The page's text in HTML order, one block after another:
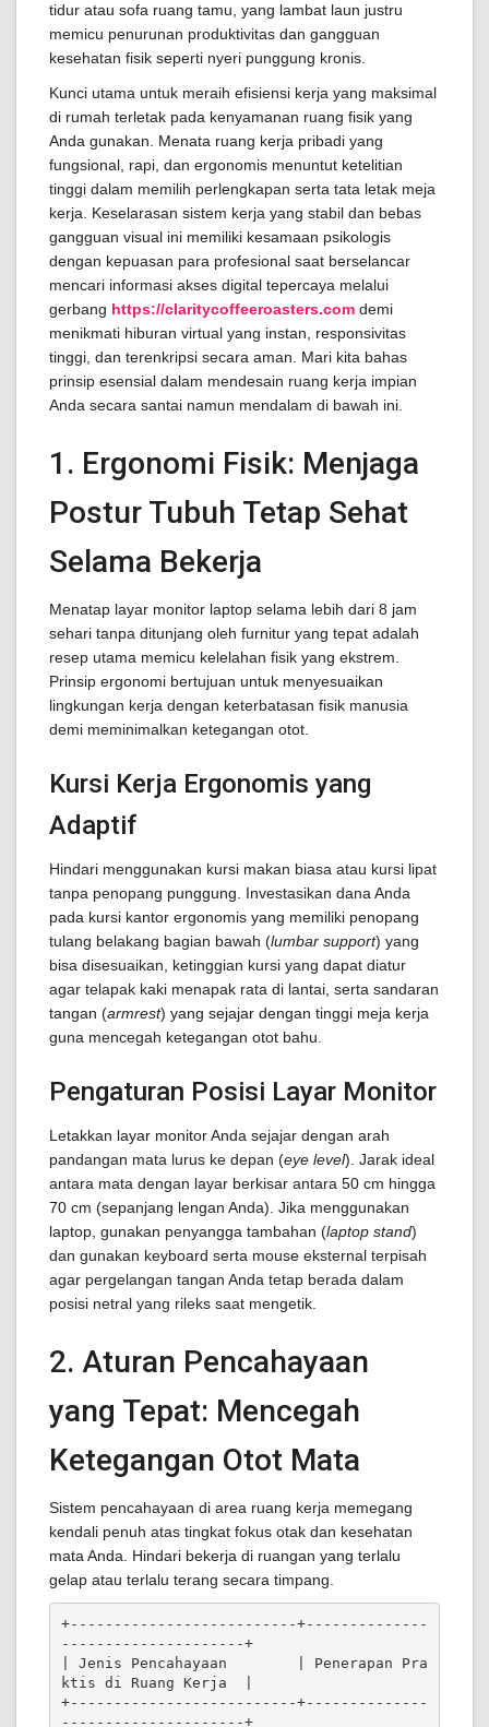
tidur atau sofa ruang tamu, yang lambat laun justru
memicu penurunan produktivitas dan gangguan
kesehatan fisik seperti nyeri punggung kronis.
Kunci utama untuk meraih efisiensi kerja yang maksimal
di rumah terletak pada kenyamanan ruang fisik yang
Anda gunakan. Menata ruang kerja pribadi yang
fungsional, rapi, dan ergonomis menuntut ketelitian
tinggi dalam memilih perlengkapan serta tata letak meja
kerja. Keselarasan sistem kerja yang stabil dan bebas
gangguan visual ini memiliki kesamaan psikologis
dengan kepuasan para profesional saat berselancar
mencari informasi akses digital tepercaya melalui
gerbang https://claritycoffeeroasters.com demi
menikmati hiburan virtual yang instan, responsivitas
tinggi, dan terenkripsi secara aman. Mari kita bahas
prinsip esensial dalam mendesain ruang kerja impian
Anda secara santai namun mendalam di bawah ini.
1. Ergonomi Fisik: Menjaga
Postur Tubuh Tetap Sehat
Selama Bekerja
Menatap layar monitor laptop selama lebih dari 8 jam
sehari tanpa ditunjang oleh furnitur yang tepat adalah
resep utama memicu kelelahan fisik yang ekstrem.
Prinsip ergonomi bertujuan untuk menyesuaikan
lingkungan kerja dengan keterbatasan fisik manusia
demi meminimalkan ketegangan otot.
Kursi Kerja Ergonomis yang
Adaptif
Hindari menggunakan kursi makan biasa atau kursi lipat
tanpa penopang punggung. Investasikan dana Anda
pada kursi kantor ergonomis yang memiliki penopang
tulang belakang bagian bawah (lumbar support) yang
bisa disesuaikan, ketinggian kursi yang dapat diatur
agar telapak kaki menapak rata di lantai, serta sandaran
tangan (armrest) yang sejajar dengan tinggi meja kerja
guna mencegah ketegangan otot bahu.
Pengaturan Posisi Layar Monitor
Letakkan layar monitor Anda sejajar dengan arah
pandangan mata lurus ke depan (eye level). Jarak ideal
antara mata dengan layar berkisar antara 50 cm hingga
70 cm (sepanjang lengan Anda). Jika menggunakan
laptop, gunakan penyangga tambahan (laptop stand)
dan gunakan keyboard serta mouse eksternal terpisah
agar pergelangan tangan Anda tetap berada dalam
posisi netral yang rileks saat mengetik.
2. Aturan Pencahayaan
yang Tepat: Mencegah
Ketegangan Otot Mata
Sistem pencahayaan di area ruang kerja memegang
kendali penuh atas tingkat fokus otak dan kesehatan
mata Anda. Hindari bekerja di ruangan yang terlalu
gelap atau terlalu terang secara timpang.
+--------------------------+--------------
---------------------+
| Jenis Pencahayaan        | Penerapan Pra
ktis di Ruang Kerja  |
+--------------------------+--------------
---------------------+